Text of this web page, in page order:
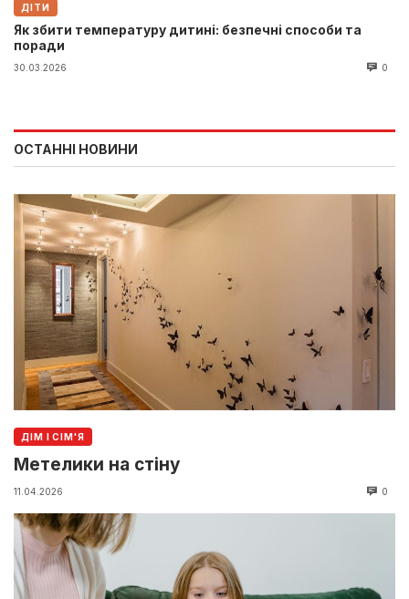
ДІТИ
Як збити температуру дитині: безпечні способи та
поради
30.03.2026 0
ОСТАННІ НОВИНИ
ДІМ І СІМ'Я
Метелики на стіну
11.04.2026 0